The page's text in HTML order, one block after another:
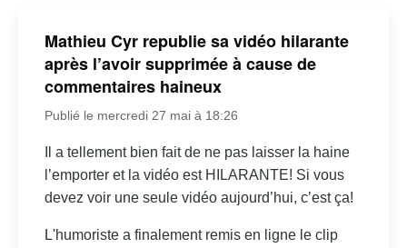
Mathieu Cyr republie sa vidéo hilarante
après l’avoir supprimée à cause de
commentaires haineux
Publié le mercredi 27 mai à 18:26
Il a tellement bien fait de ne pas laisser la haine
l’emporter et la vidéo est HILARANTE! Si vous
devez voir une seule vidéo aujourd’hui, c’est ça!
L'humoriste a finalement remis en ligne le clip